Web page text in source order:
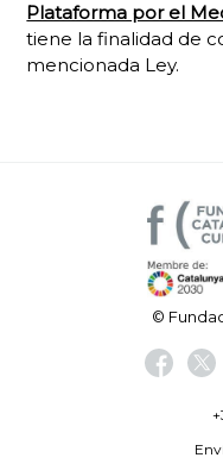
Plataforma por el
tiene la finalidad de
mencionada Ley.
©